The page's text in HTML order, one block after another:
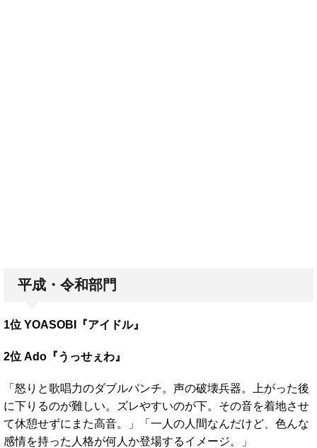
平成・令和部門
1位 YOASOBI『アイドル』
2位 Ado『うっせぇわ』
「怒りと歌唱力のダブルパンチ。声の破壊兵器。上がった後
に下りるのが難しい。ズレやすいのが下。その音を着地させ
て休憩せずにまた高音。」「一人の人間なんだけど、色んな
感情を持った人格が何人か登場するイメージ。」